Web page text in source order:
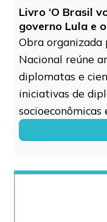
Livro ‘O Brasil
governo Lula e
Obra
Nacional reúne
diplomatas e
iniciativas de